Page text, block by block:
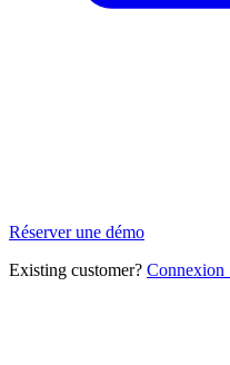
Réserver une démo
Existing customer?